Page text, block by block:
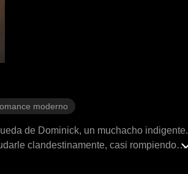
moderno
de Dominick, un muchacho indigente.
clandestinamente, casi rompiendo